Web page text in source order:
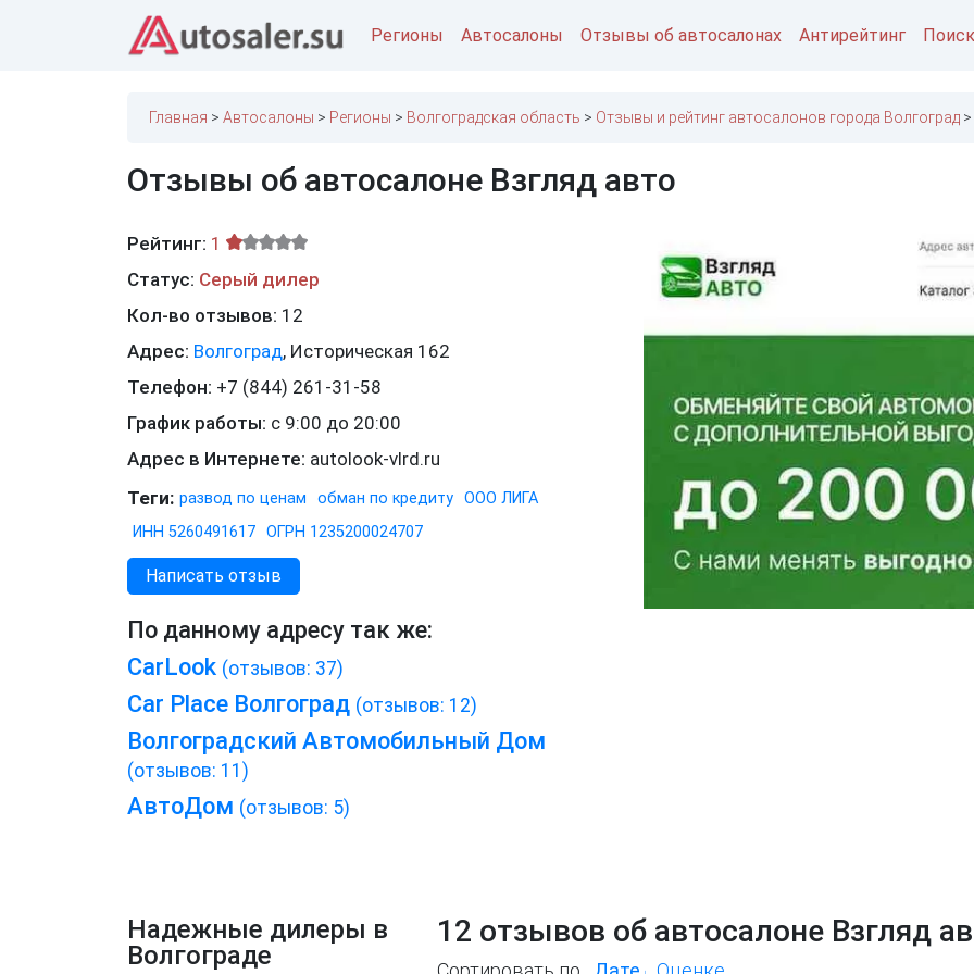
Регионы Автосалоны Отзывы об автосалонах Антирейтинг Поиск
Главная Автосалоны Регионы Волгоградская область Отзывы и рейтинг автосалонов города Волгоград
Отзывы об автосалоне Взгляд авто
Рейтинг: 1
Статус: Серый дилер
Кол-во отзывов: 12
Адрес: Волгоград, Историческая 162
Телефон: +7 (844) 261-31-58
График работы: с 9:00 до 20:00
Адрес в Интернете: autolook-vlrd.ru
Теги: развод по ценам обман по кредиту ООО ЛИГА
ИНН 5260491617 ОГРН 1235200024707
Написать отзыв
По данному адресу так же:
CarLook (отзывов: 37)
Car Place Волгоград (отзывов: 12)
Волгоградский Автомобильный Дом
(отзывов: 11)
АвтоДом (отзывов: 5)
12 отзывов об автосалоне Взгляд
Надежные дилеры в
Волгограде